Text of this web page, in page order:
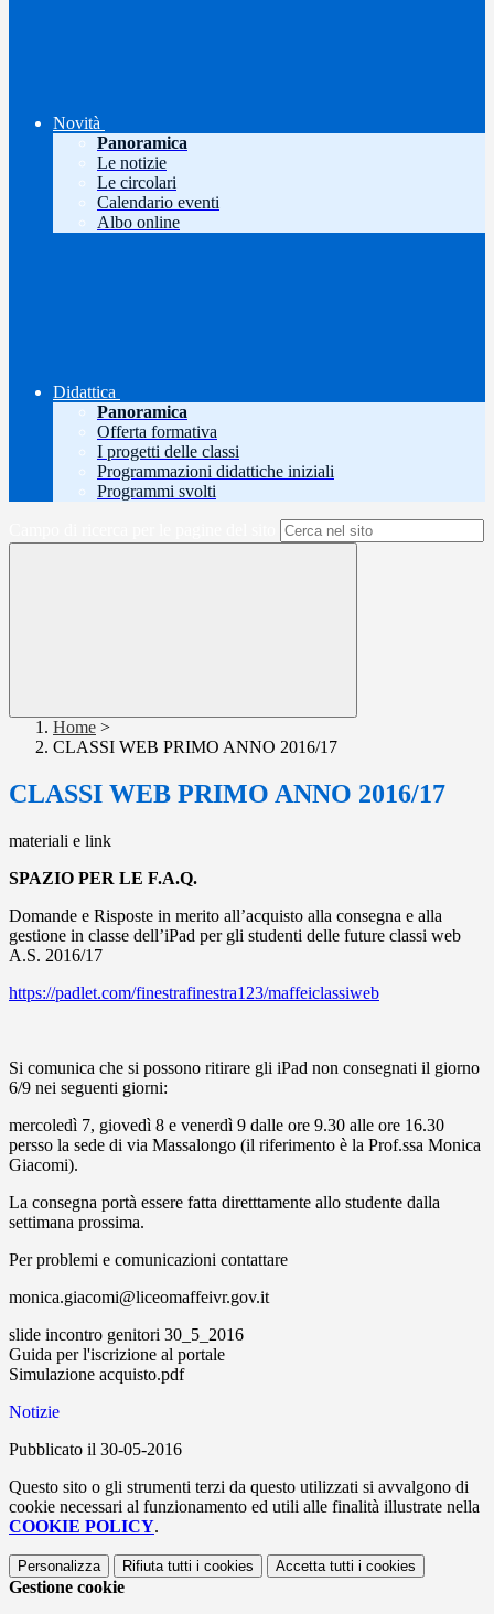
Novità
Panoramica
Le notizie
Le circolari
Calendario eventi
Albo online
Didattica
Panoramica
Offerta formativa
I progetti delle classi
Programmazioni didattiche iniziali
Programmi svolti
Home >
CLASSI WEB PRIMO ANNO 2016/17
CLASSI WEB PRIMO ANNO 2016/17
materiali e link
SPAZIO PER LE F.A.Q.
Domande e Risposte in merito all’acquisto alla consegna e alla
gestione in classe dell’iPad per gli studenti delle future classi web
A.S. 2016/17
https://padlet.com/finestrafinestra123/maffeiclassiweb
Si comunica che si possono ritirare gli iPad non consegnati il giorno
6/9 nei seguenti giorni:
mercoledì 7, giovedì 8 e venerdì 9 dalle ore 9.30 alle ore 16.30
persso la sede di via Massalongo (il riferimento è la Prof.ssa Monica
Giacomi).
La consegna portà essere fatta diretttamente allo studente dalla
settimana prossima.
Per problemi e comunicazioni contattare
monica.giacomi@liceomaffeivr.gov.it
slide incontro genitori 30_5_2016
Guida per l'iscrizione al portale
Simulazione acquisto.pdf
Notizie
Pubblicato il 30-05-2016
Questo sito o gli strumenti terzi da questo utilizzati si avvalgono di
cookie necessari al funzionamento ed utili alle finalità illustrate nella
COOKIE POLICY.
Personalizza Rifiuta tutti i cookies Accetta tutti i cookies
Gestione cookie